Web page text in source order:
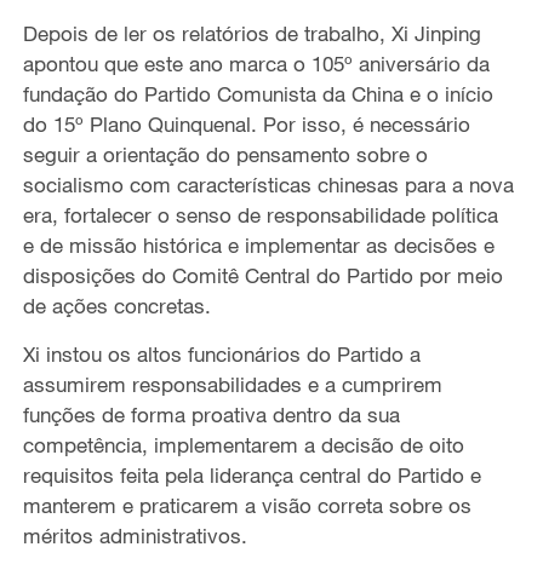
Depois de ler os relatórios de trabalho, Xi Jinping
apontou que este ano marca o 105º aniversário da
fundação do Partido Comunista da China e o início
do 15º Plano Quinquenal. Por isso, é necessário
seguir a orientação do pensamento sobre o
socialismo com características chinesas para a nova
era, fortalecer o senso de responsabilidade política
ede missão histórica e implementar as decisões e
disposições do Comitê Central do Partido por meio
de ações concretas.
Xi instou os altos funcionários do Partido a
assumirem responsabilidades e a cumprirem
funções de forma proativa dentro da sua
competência, implementarem a decisão de oito
requisitos feita pela liderança central do Partido e
manterem e praticarem a visão correta sobre os
méritos administrativos.